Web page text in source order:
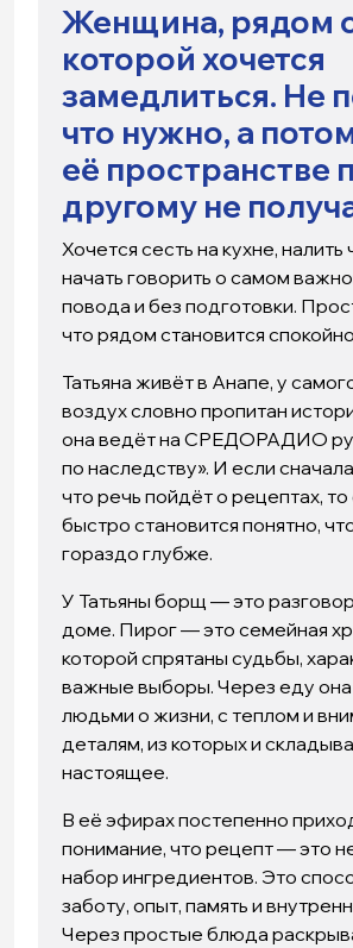
Женщина, рядом
которой хочется
замедлиться. Не
что нужно, а
её пространстве
другому не
Хочется сесть на кухне, налить
начать говорить о самом
повода и без подготовки.
что рядом становится
Татьяна живёт в Анапе, у
воздух словно пропитан
она ведёт на СРЕДОРАДИО
по наследству». И если
что речь пойдёт о рецептах, то
быстро становится понятно,
гораздо глубже.
У Татьяны борщ — это
доме. Пирог — это семейная
которой спрятаны судьбы,
важные выборы. Через еду она
людьми о жизни, с теплом и
деталям, из которых и
настоящее.
В её эфирах постепенно
понимание, что рецепт — это
набор ингредиентов. Это
заботу, опыт, память и
Через простые блюда